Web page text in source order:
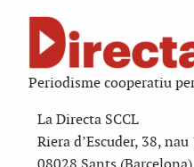
Periodisme cooperatiu
La Directa SCCL
Riera d’Escuder, 38,